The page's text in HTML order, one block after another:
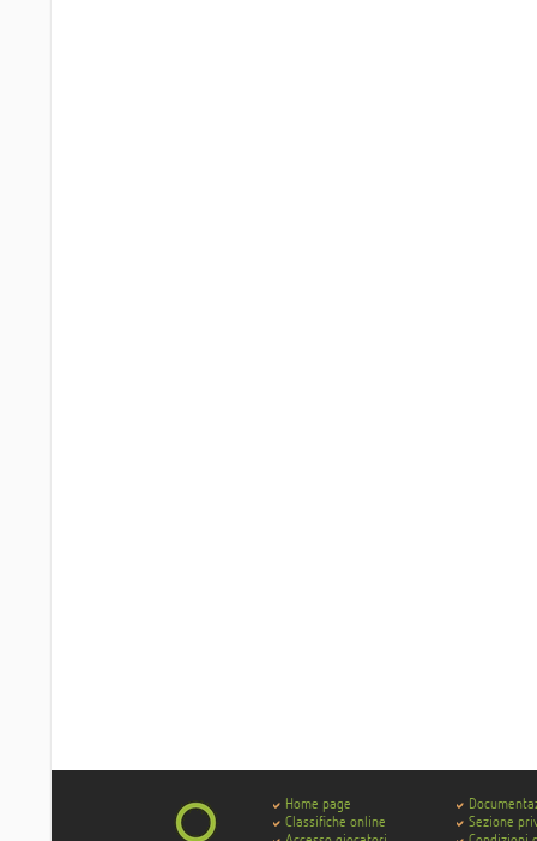
Home page
Classifiche online
Sezione